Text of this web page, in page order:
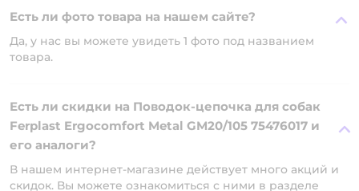
Есть ли фото товара на нашем сайте?
Да, у нас вы можете увидеть 1 фото под названием
товара.
Есть ли скидки на Поводок-цепочка для собак
Ferplast Ergocomfort Metal GM20/105 75476017 и
его аналоги?
В нашем интернет-магазине действует много акций и
скидок. Вы можете ознакомиться с ними в разделе